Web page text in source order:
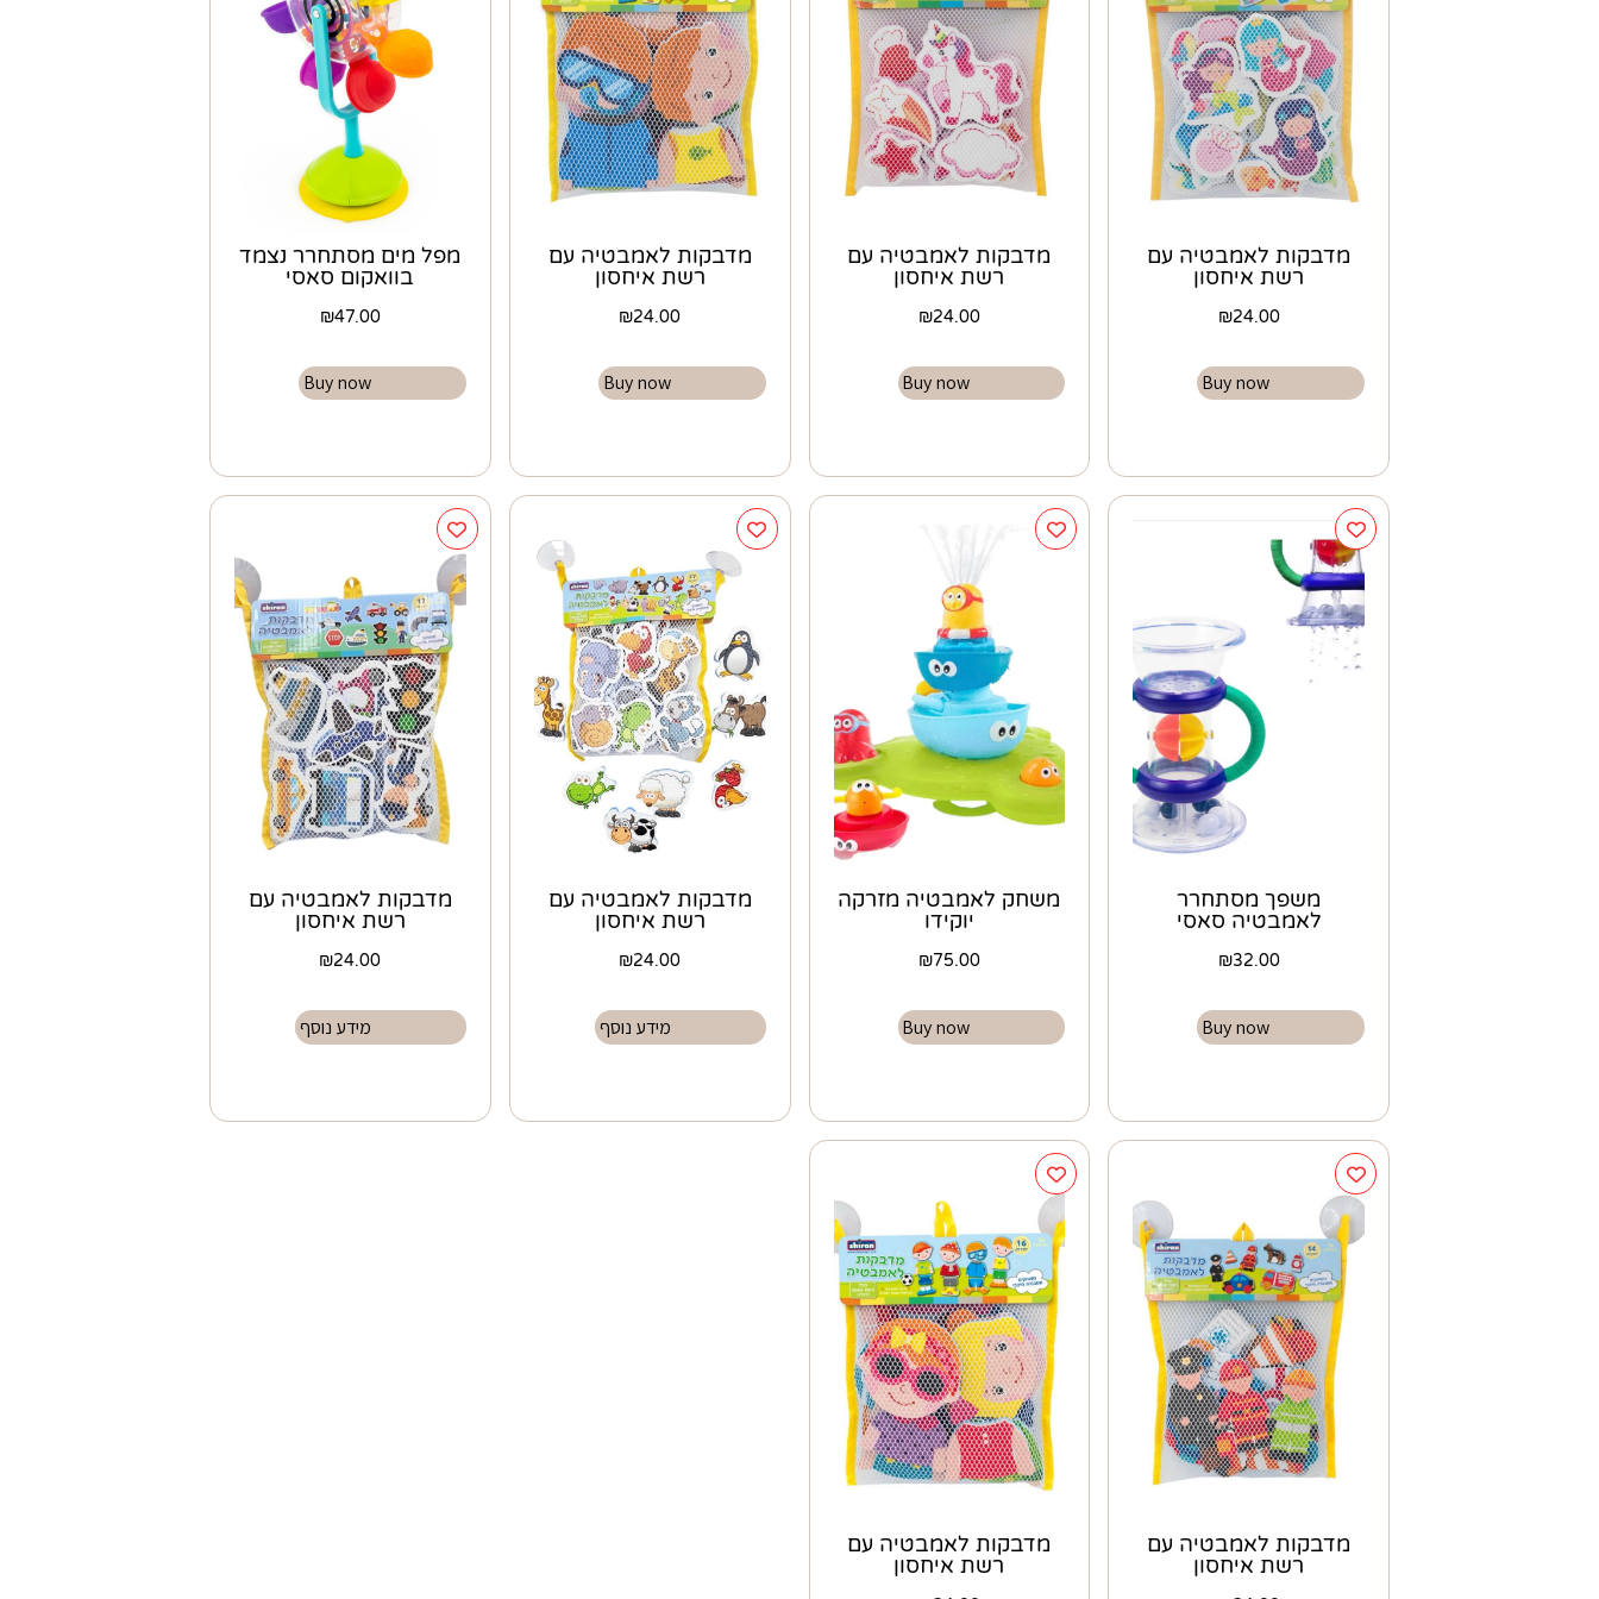
מדבקות לאמבטיה עם
רשת איחסון
₪24.00
Buy now
מדבקות לאמבטיה עם
רשת איחסון
₪24.00
Buy now
מדבקות לאמבטיה עם
רשת איחסון
₪24.00
Buy now
מפל מים מסתחרר נצמד
בוואקום סאסי
₪47.00
Buy now
משפך מסתחרר
לאמבטיה סאסי
₪32.00
Buy now
משחק לאמבטיה מזרקה
יוקידו
₪75.00
Buy now
מדבקות לאמבטיה עם
רשת איחסון
₪24.00
מידע נוסף
מדבקות לאמבטיה עם
רשת איחסון
₪24.00
מידע נוסף
מדבקות לאמבטיה עם
רשת איחסון
מדבקות לאמבטיה עם
רשת איחסון